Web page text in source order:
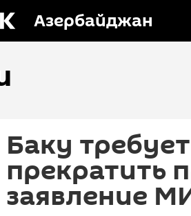
Азербайджан
Баку
прекратить
заявление